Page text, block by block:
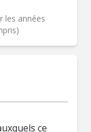
les années
ce